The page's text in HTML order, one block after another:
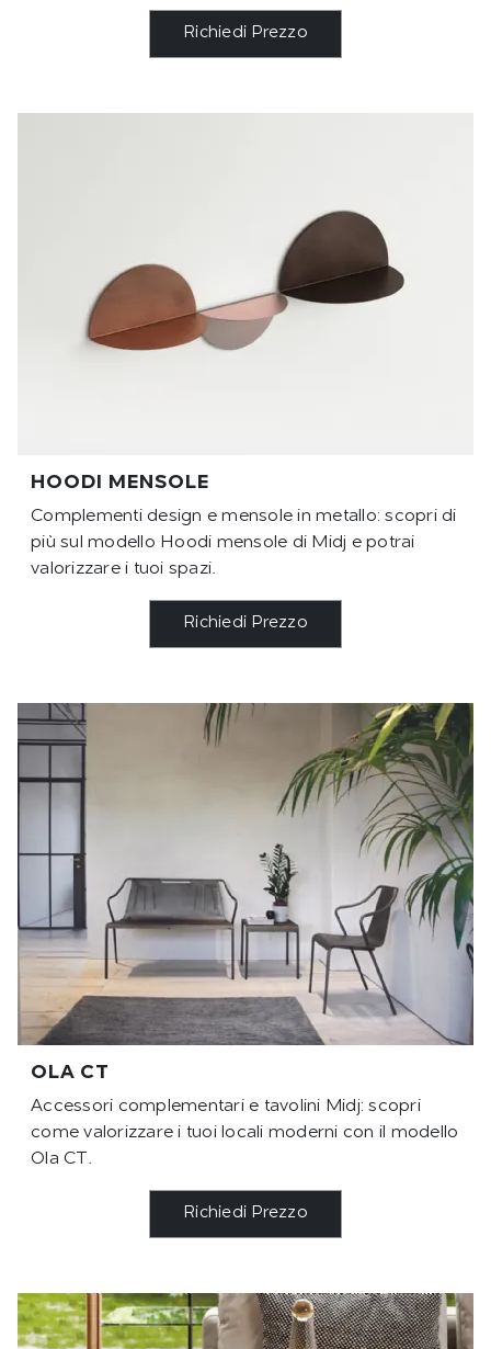
Richiedi Prezzo
HOODI MENSOLE
Complementi design e mensole in metallo: scopri di
più sul modello Hoodi mensole di Midj e potrai
valorizzare i tuoi spazi.
Richiedi Prezzo
OLA CT
Accessori complementari e tavolini Midj: scopri
come valorizzare i tuoi locali moderni con il modello
Ola CT.
Richiedi Prezzo